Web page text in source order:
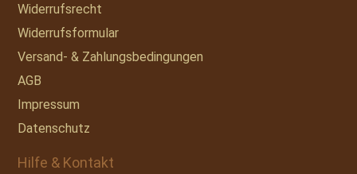
Widerrufsrecht
Widerrufsformular
Versand- & Zahlungsbedingungen
AGB
Impressum
Datenschutz
Hilfe & Kontakt